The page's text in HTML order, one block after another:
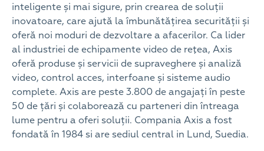
inteligente și mai sigure, prin crearea de soluții
inovatoare, care ajută la îmbunătățirea securității și
oferă noi moduri de dezvoltare a afacerilor. Ca lider
al industriei de echipamente video de reţea, Axis
oferă produse și servicii de supraveghere și analiză
video, control acces, interfoane și sisteme audio
complete. Axis are peste 3.800 de angajați în peste
50 de țări și colaborează cu parteneri din întreaga
lume pentru a oferi soluții. Compania Axis a fost
fondată în 1984 si are sediul central in Lund, Suedia.